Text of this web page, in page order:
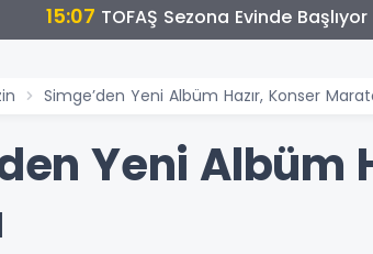
15:07 TOFAŞ Sezona Evinde Başlıyor
Simge’den Yeni Albüm Hazır, Konser
Yeni Albüm